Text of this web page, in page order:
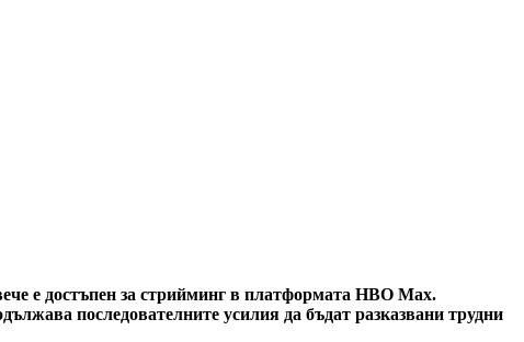
е достъпен за стрийминг в платформата HBO Max.
последователните усилия да бъдат разказвани трудни